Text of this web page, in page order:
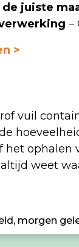
juiste
–
>
vuil
het ophalen
weet
morgen